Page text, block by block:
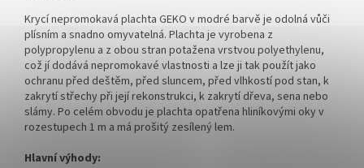
Krycí nepromokavá plachta GEKO v modré barvě je odolná vůči
plísním a snadno omyvatelná. Plachta je vyrobena z
polypropylenu a z obou stran potažena vrstvou polyethylenu,
což jí dodává nepromokavé vlastnosti a lze ji tak použít jako
ochranu před deštěm, před sluncem, před vlhkostí pod stan, k
zakrytí střechy při její rekonstrukci, k zakrytí dřeva, sena nebo
slámy. Po celém obvodu je plachta opatřena hliníkovými oky v
rozestupech 1 m a má prošitý zesílený lem.
Hlavní výhody: